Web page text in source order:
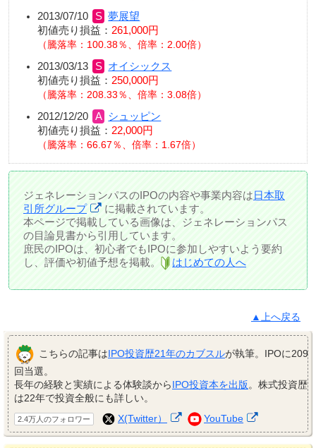
2013/07/10
夢展望
初値売り損益： 261,000円
騰落率：100.38％、倍率：2.00倍
2013/03/13
オイシックス
初値売り損益： 250,000円
騰落率：208.33％、倍率：3.08倍
2012/12/20
シュッピン
初値売り損益： 22,000円
騰落率：66.67％、倍率：1.67倍
ジェネレーションパスのIPOの内容や事業内容は日本取
引所グループ
に掲載されています。
本ページで掲載している画像は、ジェネレーションパス
の目論見書から引用しています。
庶民のIPOは、初心者でもIPOに参加しやすいよう要約
し、評価や初値予想を掲載。
はじめての人へ
▲上へ戻る
こちらの記事はIPO投資歴21年のカブスルが執筆。IPOに209
回当選。
長年の経験と実績による体験談からIPO投資本を出版。株式投資歴
は22年で投資全般にも詳しい。
2.4万人のフォロワー X(Twitter） YouTube